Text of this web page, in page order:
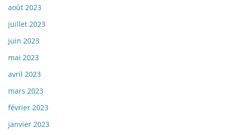
août 2023
juillet 2023
juin 2023
mai 2023
avril 2023
mars 2023
février 2023
janvier 2023